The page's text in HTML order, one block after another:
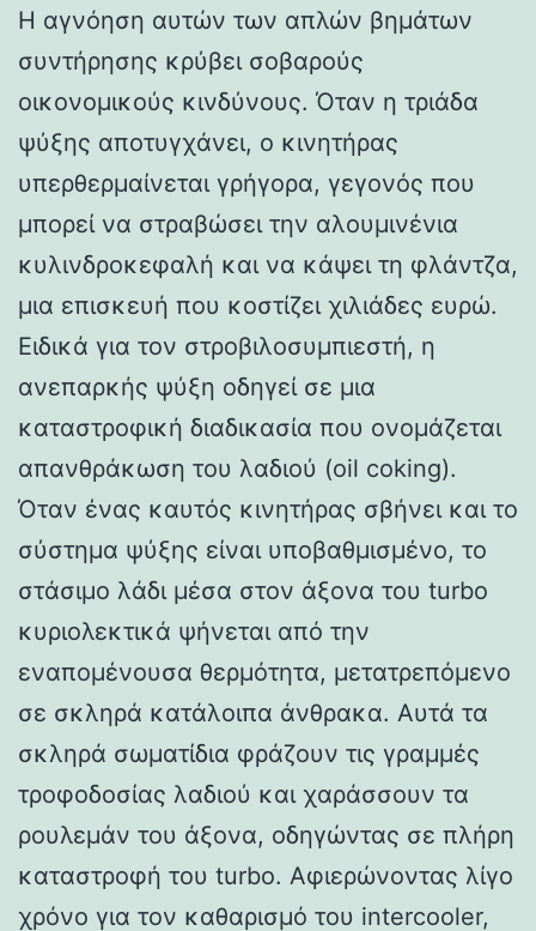
Η αγνόηση αυτών των απλών βημάτων
συντήρησης κρύβει σοβαρούς
οικονομικούς κινδύνους. Όταν η τριάδα
ψύξης αποτυγχάνει, ο κινητήρας
υπερθερμαίνεται γρήγορα, γεγονός που
μπορεί να στραβώσει την αλουμινένια
κυλινδροκεφαλή και να κάψει τη φλάντζα,
μια επισκευή που κοστίζει χιλιάδες ευρώ.
Ειδικά για τον στροβιλοσυμπιεστή, η
ανεπαρκής ψύξη οδηγεί σε μια
καταστροφική διαδικασία που ονομάζεται
απανθράκωση του λαδιού (oil coking).
Όταν ένας καυτός κινητήρας σβήνει και το
σύστημα ψύξης είναι υποβαθμισμένο, το
στάσιμο λάδι μέσα στον άξονα του turbo
κυριολεκτικά ψήνεται από την
εναπομένουσα θερμότητα, μετατρεπόμενο
σε σκληρά κατάλοιπα άνθρακα. Αυτά τα
σκληρά σωματίδια φράζουν τις γραμμές
τροφοδοσίας λαδιού και χαράσσουν τα
ρουλεμάν του άξονα, οδηγώντας σε πλήρη
καταστροφή του turbo. Αφιερώνοντας λίγο
χρόνο για τον καθαρισμό του intercooler,